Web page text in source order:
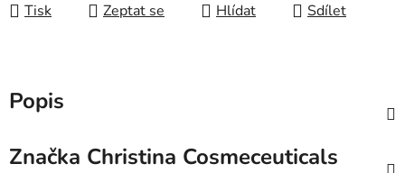
Tisk Zeptat se Hlídat Sdílet
Popis
Značka Christina Cosmeceuticals